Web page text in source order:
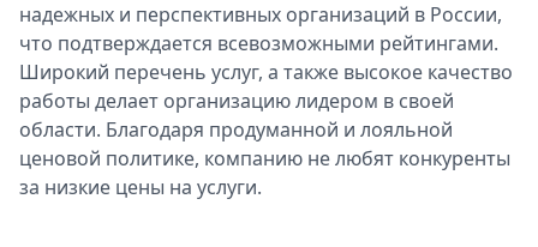
надежных и перспективных организаций в России,
что подтверждается всевозможными рейтингами.
Широкий перечень услуг, а также высокое качество
работы делает организацию лидером в своей
области. Благодаря продуманной и лояльной
ценовой политике, компанию не любят конкуренты
за низкие цены на услуги.